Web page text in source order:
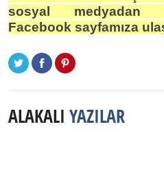
sosyal medyadan
Facebook sayfamıza
ALAKALI YAZILAR